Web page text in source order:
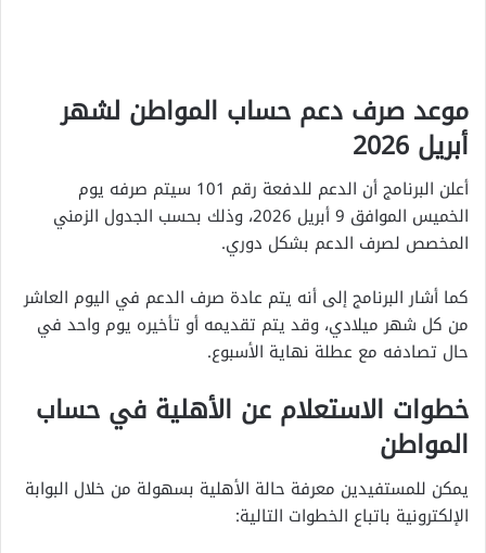
موعد صرف دعم حساب المواطن لشهر
أبريل 2026
أعلن البرنامج أن الدعم للدفعة رقم 101 سيتم صرفه يوم
الخميس الموافق 9 أبريل 2026، وذلك بحسب الجدول الزمني
المخصص لصرف الدعم بشكل دوري.
كما أشار البرنامج إلى أنه يتم عادة صرف الدعم في اليوم العاشر
من كل شهر ميلادي، وقد يتم تقديمه أو تأخيره يوم واحد في
حال تصادفه مع عطلة نهاية الأسبوع.
خطوات الاستعلام عن الأهلية في حساب
المواطن
يمكن للمستفيدين معرفة حالة الأهلية بسهولة من خلال البوابة
الإلكترونية باتباع الخطوات التالية: